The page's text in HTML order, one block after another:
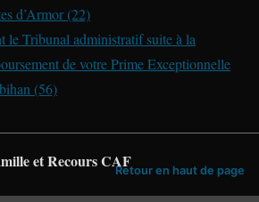
d’Armor (22)
le Tribunal administratif suite à la
de votre Prime Exceptionnelle
(56)
et Recours CAFRetour en haut de page